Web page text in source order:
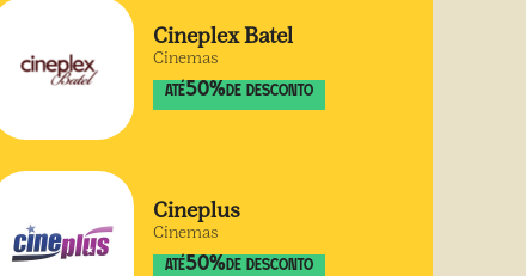
Cineplex Batel
Cinemas
ATÉ50%DE DESCONTO
Cineplus
Cinemas
ATÉ50%DE DESCONTO